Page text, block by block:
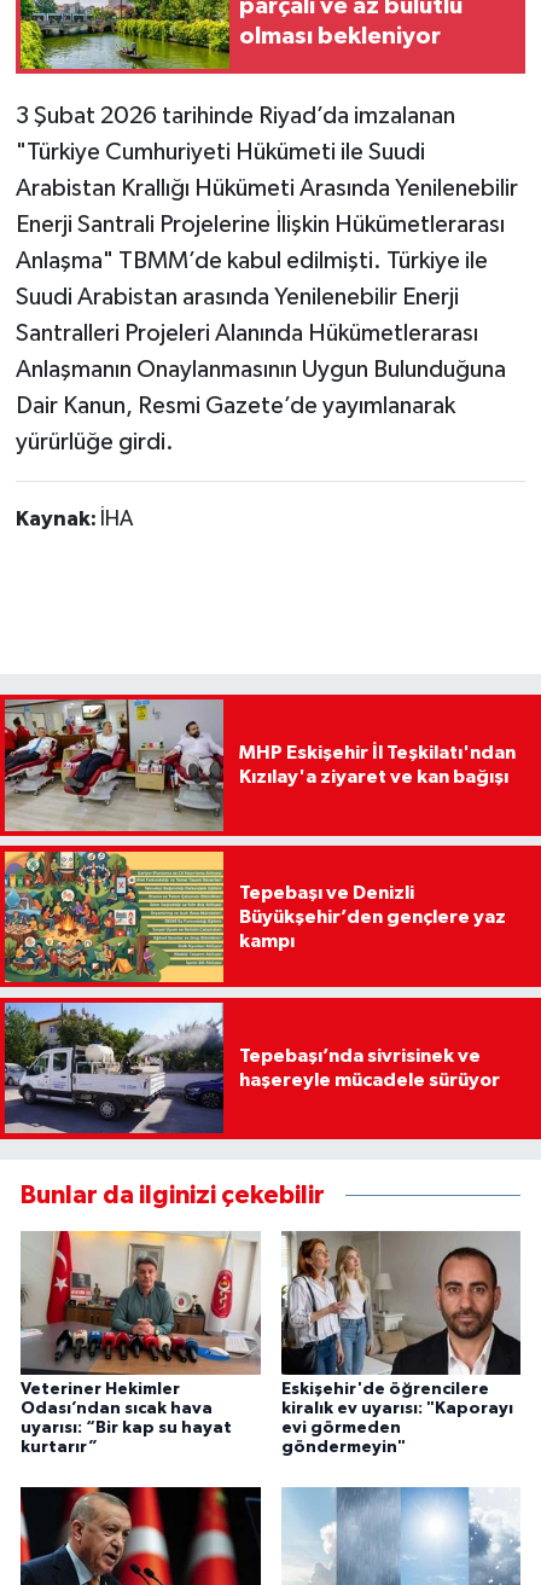
parçalı ve az bulutlu
olması bekleniyor
3 Şubat 2026 tarihinde Riyad’da imzalanan
"Türkiye Cumhuriyeti Hükümeti ile Suudi
Arabistan Krallığı Hükümeti Arasında Yenilenebilir
Enerji Santrali Projelerine İlişkin Hükümetlerarası
Anlaşma" TBMM’de kabul edilmişti. Türkiye ile
Suudi Arabistan arasında Yenilenebilir Enerji
Santralleri Projeleri Alanında Hükümetlerarası
Anlaşmanın Onaylanmasının Uygun Bulunduğuna
Dair Kanun, Resmi Gazete’de yayımlanarak
yürürlüğe girdi.
Kaynak: İHA
MHP Eskişehir İl Teşkilatı'ndan
Kızılay'a ziyaret ve kan bağışı
Tepebaşı ve Denizli
Büyükşehir’den gençlere yaz
kampı
Tepebaşı’nda sivrisinek ve
haşereyle mücadele sürüyor
Bunlar da ilginizi çekebilir
Veteriner Hekimler
Odası’ndan sıcak hava
uyarısı: “Bir kap su hayat
kurtarır”
Eskişehir'de öğrencilere
kiralık ev uyarısı: "Kaporayı
evi görmeden
göndermeyin"